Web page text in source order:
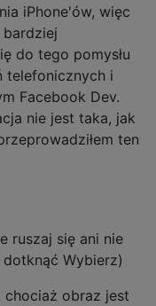
iPhone'ów, więc
do tego pomysłu
telefonicznych i
Facebook Dev.
nie jest taka, jak
ten
ruszaj się ani nie
Wybierz)
chociaż obraz jest